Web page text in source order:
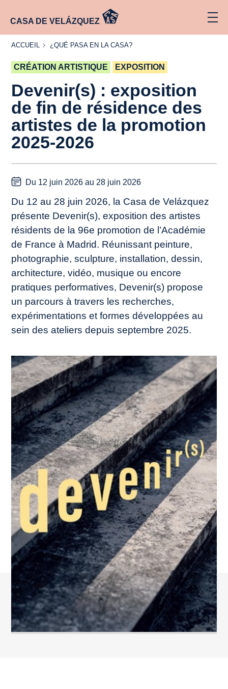
CASA DE VELÁZQUEZ
ACCUEIL
ACCUEIL
¿QUÉ
CASA?
¿QUÉ PASA EN LA CASA?
CRÉATION ARTISTIQUE EXPOSITION
Devenir(s) : exposition
de fin de résidence des
artistes de la promotion
2025-2026
Du 12 juin 2026 au 28 juin 2026
Du 12 au 28 juin 2026, la Casa de Velázquez
présente Devenir(s), exposition des artistes
résidents de la 96e promotion de l’Académie
de France à Madrid. Réunissant peinture,
photographie, sculpture, installation, dessin,
architecture, vidéo, musique ou encore
pratiques performatives, Devenir(s) propose
un parcours à travers les recherches,
expérimentations et formes développées au
sein des ateliers depuis septembre 2025.